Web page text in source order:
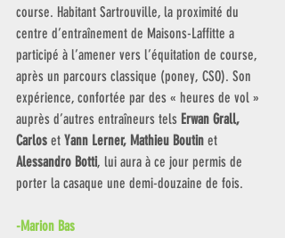
course. Habitant Sartrouville, la proximité du
centre d’entraînement de Maisons-Laffitte a
participé à l’amener vers l’équitation de course,
après un parcours classique (poney, CSO). Son
expérience, confortée par des « heures de vol »
auprès d’autres entraîneurs tels Erwan Grall,
Carlos et Yann Lerner, Mathieu Boutin et
Alessandro Botti, lui aura à ce jour permis de
porter la casaque une demi-douzaine de fois.
-Marion Bas